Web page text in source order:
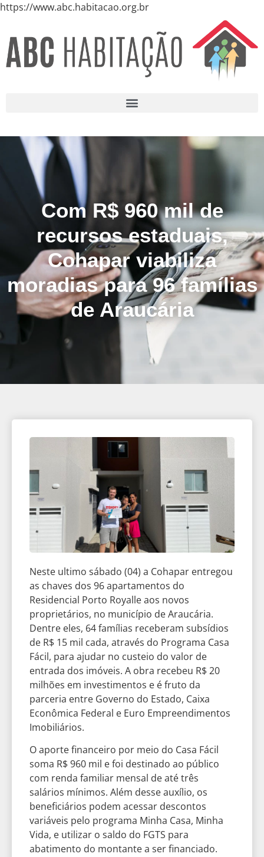
https://www.abc.habitacao.org.br
Com R$ 960 mil de
recursos estaduais,
Cohapar viabiliza
moradias para 96 famílias
de Araucária
Neste ultimo sábado (04) a Cohapar entregou
as chaves dos 96 apartamentos do
Residencial Porto Royalle aos novos
proprietários, no município de Araucária.
Dentre eles, 64 famílias receberam subsídios
de R$ 15 mil cada, através do Programa Casa
Fácil, para ajudar no custeio do valor de
entrada dos imóveis. A obra recebeu R$ 20
milhões em investimentos e é fruto da
parceria entre Governo do Estado, Caixa
Econômica Federal e Euro Empreendimentos
Imobiliários.
O aporte financeiro por meio do Casa Fácil
soma R$ 960 mil e foi destinado ao público
com renda familiar mensal de até três
salários mínimos. Além desse auxílio, os
beneficiários podem acessar descontos
variáveis pelo programa Minha Casa, Minha
Vida, e utilizar o saldo do FGTS para
abatimento do montante a ser financiado.